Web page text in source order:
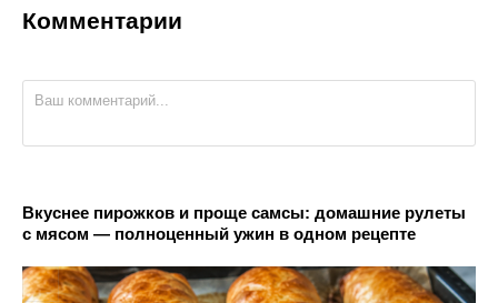
Комментарии
Вкуснее пирожков и проще самсы: домашние рулеты
с мясом — полноценный ужин в одном рецепте